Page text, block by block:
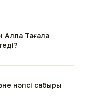
Алла Тағала
нәпсі сабыры